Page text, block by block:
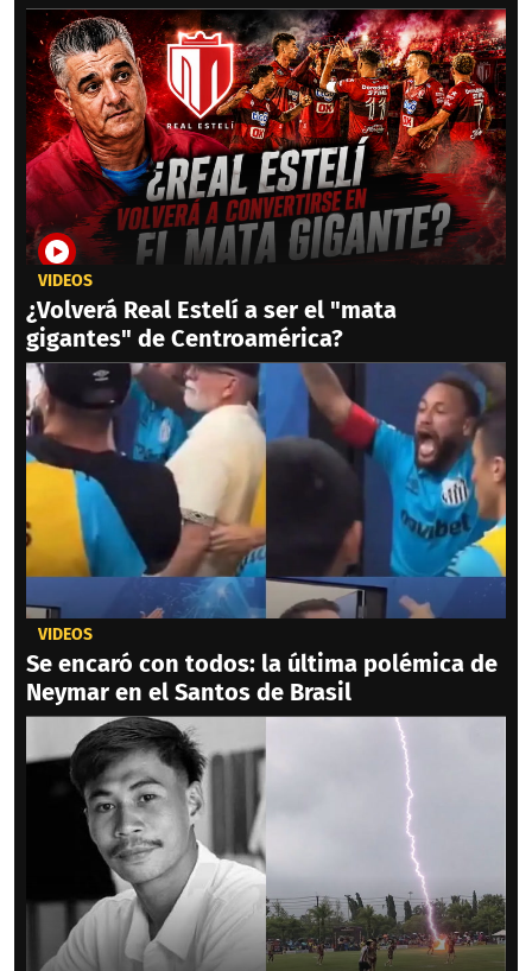
VIDEOS
¿Volverá Real Estelí a ser el "mata
gigantes" de Centroamérica?
VIDEOS
Se encaró con todos: la última polémica de
Neymar en el Santos de Brasil